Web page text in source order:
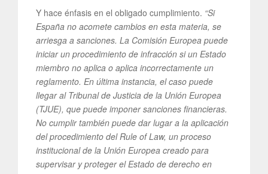
Y hace énfasis en el obligado cumplimiento. “Si
España no acomete cambios en esta materia, se
arriesga a sanciones. La Comisión Europea puede
iniciar un procedimiento de infracción si un Estado
miembro no aplica o aplica incorrectamente un
reglamento. En última instancia, el caso puede
llegar al Tribunal de Justicia de la Unión Europea
(TJUE), que puede imponer sanciones financieras.
No cumplir también puede dar lugar a la aplicación
del procedimiento del Rule of Law, un proceso
institucional de la Unión Europea creado para
supervisar y proteger el Estado de derecho en